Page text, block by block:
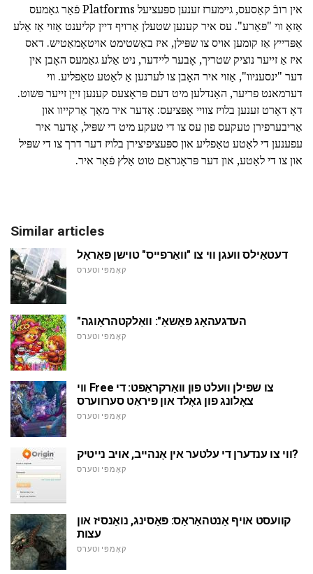
אין רובֿ קאַסעס, גיימערז זענען ספּעציעל Platforms פֿאַר גאַמעס
אַזאַ ווי "פּאַרע". עס איר קענען שטעלן אַרויף דיין קליענט אַזוי אַז אַלע
אַפּדייץ אַז קומען אויס צו שפּילן, איז באַשטימט אויטאָמאַטיש. דאס
איז אַ זייער נוציק שטריך, אָבער ליידער, ניט אַלע גאַמעס האָבן אין
דער "ינסעניוו", אַזוי איר האָבן צו לערנען אַ לאַטע טאַפליע. ווי
דערמאנט פריער, האַנדלען מיט דעם פּראָצעס קענען זייַן זייער פּשוט.
דאָ דאָרט זענען בלויז צוויי אָפּציעס: אָדער איר מאַך אַרקייוו און
אַריבערפירן טעקעס פון עס צו די טעקע מיט די שפּיל, אָדער איר
עפענען די לאַטע טאַפליע און ספּעציפיצירן בלויז דער דרך צו די שפּיל
און צו די לאַטע, און דער פּראָגראַם טוט אַלץ פֿאַר איר.
Similar articles
דעטאַילס וועגן ווי צו "וואַרפייס" טוישן פּאַראָל
קאָמפּיוטערס
"העדגעהאָג פּאַשאַ": וואַלקטהראָוגה
קאָמפּיוטערס
ווי Free צו שפּילן וועלט פון וואַרקראַפט: די
צאָלונג פון גאָלד און פּיראַט סערווערס
קאָמפּיוטערס
ווי צו ענדערן די עלטער אין אָנהייב, אויב נייטיק?
קאָמפּיוטערס
קוועסט אויף אַנטהאַראַס: פּאַסינג, נואַנסיז און
עצות
קאָמפּיוטערס